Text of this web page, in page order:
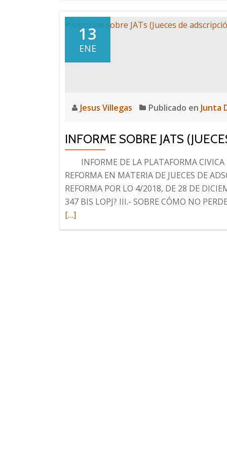
13
ENE
Jesus Villegas Publicado en Junta
INFORME SOBRE JATS
INFORME DE LA PLATAFORMA CIVICA
REFORMA EN MATERIA DE JUECES DE
REFORMA POR LO 4/2018, DE 28 DE
347 BIS LOPJ? III.- SOBRE CÓMO NO
[…]